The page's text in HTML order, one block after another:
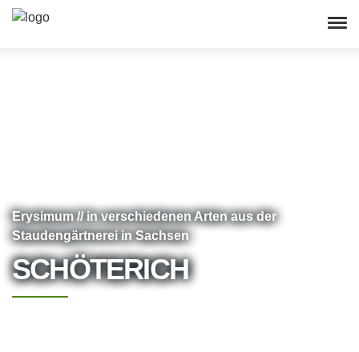
Erysimum // in verschiedenen Arten aus der
Staudengärtnerei in Sachsen
SCHÖTERICH